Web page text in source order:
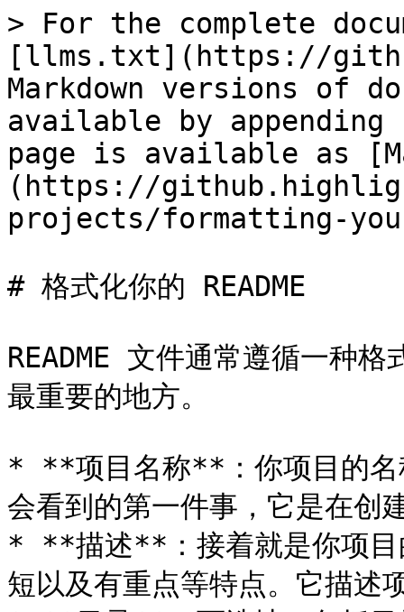
> For the complete
[llms.txt](https://
Markdown versions of
available by
page is available as
(https://
projects/formatting-
# 格式化你的 README
README 文件通常遵循一种
最重要的地方。
* **项目名称**：你项目的名
会看到的第一件事，它是在创
* **描述**：接着就是你项目
短以及有重点等特点。它描述